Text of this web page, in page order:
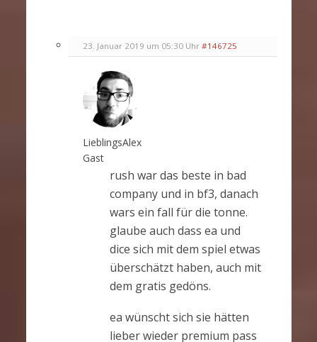
23. Januar 2019 um 05:30 Uhr #146725
LieblingsAlex
Gast
rush war das beste in bad
company und in bf3, danach
wars ein fall für die tonne.
glaube auch dass ea und
dice sich mit dem spiel etwas
überschätzt haben, auch mit
dem gratis gedöns.
ea wünscht sich sie hätten
lieber wieder premium pass